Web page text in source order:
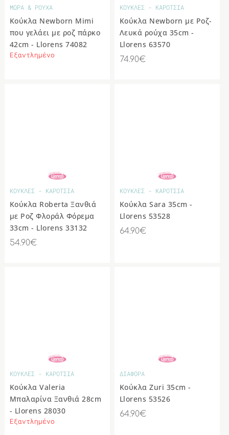
ΜΩΡΑ & ΡΟΥΧΑ
Κούκλα Newborn Mimi
που γελάει με ροζ πάρκο
42cm - Llorens 74082
Εξαντλημένο
ΚΟΥΚΛΕΣ - ΚΑΡΟΤΣΙΑ
Κούκλα Newborn με Ροζ-
Λευκά ρούχα 35cm -
Llorens 63570
74.90€
ΚΟΥΚΛΕΣ - ΚΑΡΟΤΣΙΑ
Κούκλα Roberta Ξανθιά
με Ροζ Φλοράλ Φόρεμα
33cm - Llorens 33132
54.90€
ΚΟΥΚΛΕΣ - ΚΑΡΟΤΣΙΑ
Κούκλα Sara 35cm -
Llorens 53528
64.90€
ΚΟΥΚΛΕΣ - ΚΑΡΟΤΣΙΑ
Κούκλα Valeria
Μπαλαρίνα Ξανθιά 28cm
- Llorens 28030
Εξαντλημένο
ΔΙΑΦΟΡΑ
Κούκλα Zuri 35cm -
Llorens 53526
64.90€